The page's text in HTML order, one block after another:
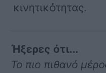
κινητικότητας.
Ήξερες ότι...
Το πιο πιθανό